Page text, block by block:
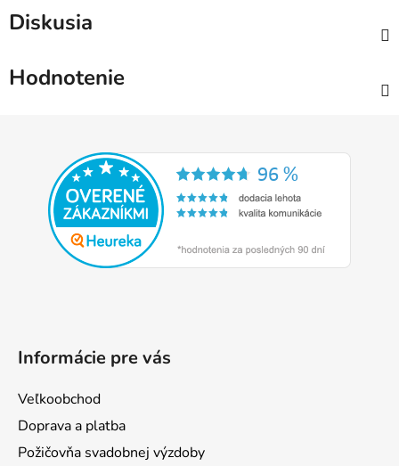
Diskusia
Hodnotenie
Informácie pre vás
Veľkoobchod
Doprava a platba
Požičovňa svadobnej výzdoby